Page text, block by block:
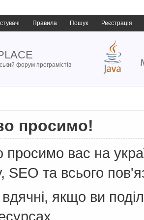
Правила Пошук Реєстрація
форум програмістів
просимо!
просимо вас на
SEO та всього
якщо ви